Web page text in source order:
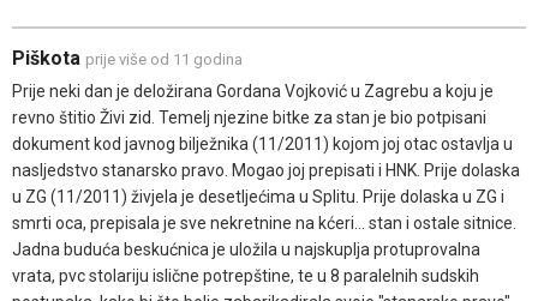
Piškota prije više od 11 godina
Prije neki dan je deložirana Gordana Vojković u Zagrebu a koju je
revno štitio Živi zid. Temelj njezine bitke za stan je bio potpisani
dokument kod javnog bilježnika (11/2011) kojom joj otac ostavlja u
nasljedstvo stanarsko pravo. Mogao joj prepisati i HNK. Prije dolaska
u ZG (11/2011) živjela je desetljećima u Splitu. Prije dolaska u ZG i
smrti oca, prepisala je sve nekretnine na kćeri... stan i ostale sitnice.
Jadna buduća beskućnica je uložila u najskuplja protuprovalna
vrata, pvc stolariju islične potrepštine, te u 8 paralelnih sudskih